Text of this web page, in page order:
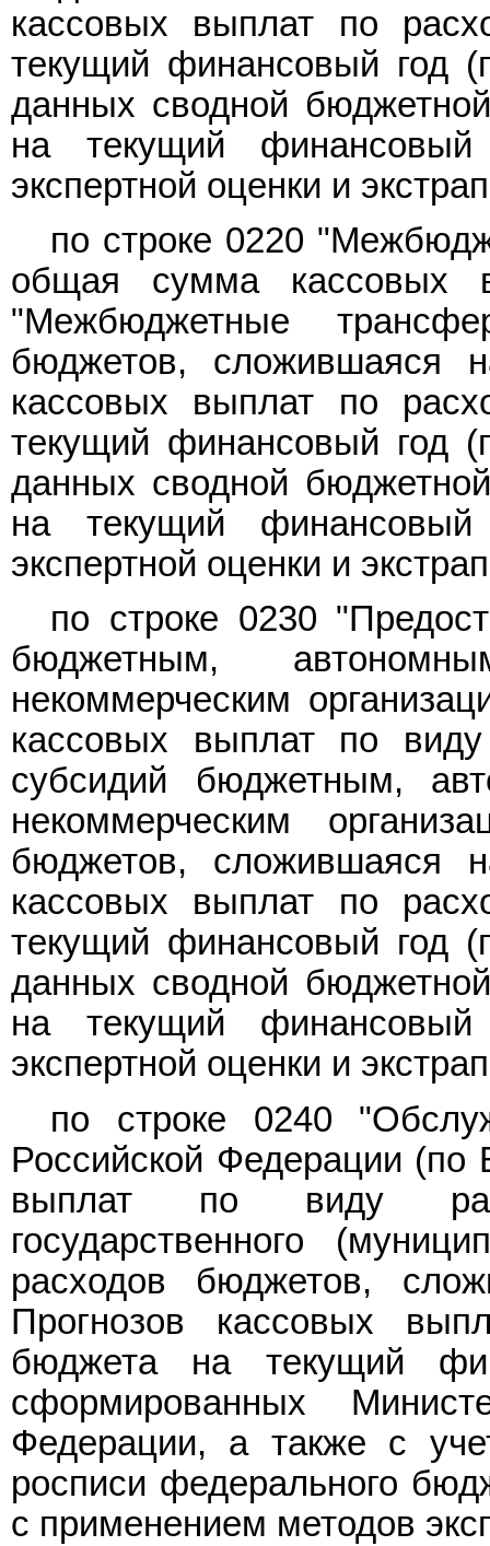
кассовых выплат по
текущий финансовый год
данных сводной
на текущий
экспертной оценки и
по строке 0220
общая сумма кассовых
"Межбюджетные
бюджетов, сложившаяся
кассовых выплат по
текущий финансовый год
данных сводной
на текущий
экспертной оценки и
по строке 0230
бюджетным,
некоммерческим
кассовых выплат по
субсидий бюджетным,
некоммерческим
бюджетов, сложившаяся
кассовых выплат по
текущий финансовый год
данных сводной
на текущий
экспертной оценки и
по строке 0240
Российской Федерации
выплат по виду
государственного
расходов бюджетов,
Прогнозов кассовых
бюджета на текущий
сформированных
Федерации, а также с
росписи федерального
с применением методов